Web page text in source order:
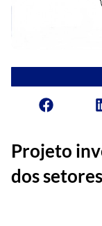
Projeto
dos